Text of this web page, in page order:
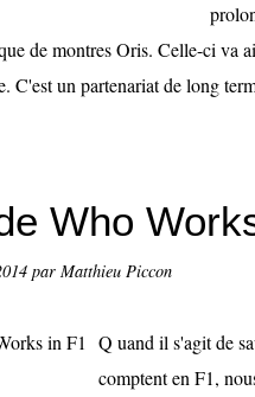
de montres Oris. Celle-ci va
C'est un partenariat de long
Who
par Matthieu Piccon
Q uand il s'agit de
comptent en F1,